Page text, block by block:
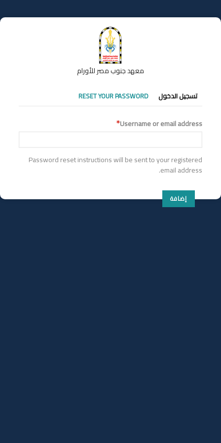
إلى
المحتوى
معهد جنوب مصر للأورام
التبويبات
الأساسية
تسجيل الدخول RESET YOUR PASSWORD
Username or email address
Password reset instructions will be sent to your registered
email address.